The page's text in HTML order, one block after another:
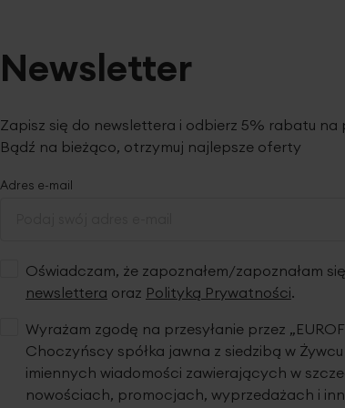
Newsletter
Zapisz się do newslettera i odbierz 5% rabatu na
Bądź na bieżąco, otrzymuj najlepsze oferty
Adres e-mail
Oświadczam, że zapoznałem/zapoznałam
newslettera oraz Polityką Prywatności.
Wyrażam zgodę na przesyłanie przez
Choczyńscy spółka jawna z siedzibą w
imiennych wiadomości zawierających w
nowościach, promocjach, wyprzedażach i